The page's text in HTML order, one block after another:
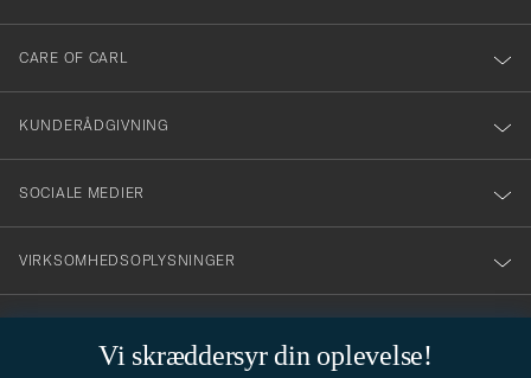
Vi skræddersyr din oplevelse!
dig
till
vårt
nyhetsbrev!
CARE OF CARL
KUNDERÅDGIVNING
SOCIALE MEDIER
VIRKSOMHEDSOPLYSNINGER